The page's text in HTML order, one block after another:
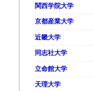
関西学院大学
京都産業大学
近畿大学
同志社大学
立命館大学
天理大学